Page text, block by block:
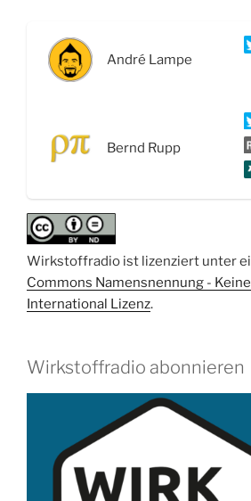
Zitrusfrüchte,
Walnüsse
umgedrehte
Moore’sche
André Lampe
Bernd Rupp
Wirkstoffradio ist lizenziert unter
Commons Namensnennung -
International Lizenz.
Wirkstoffradio abonnieren